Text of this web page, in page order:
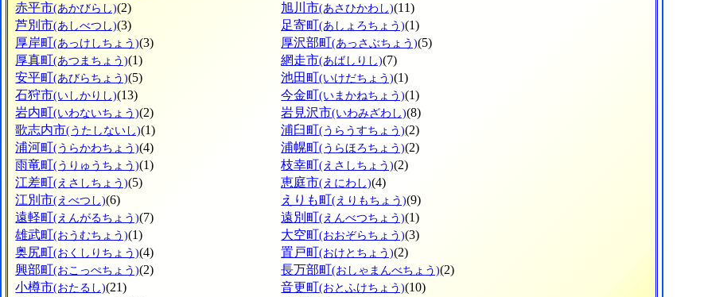
赤平市(あかびらし)(2) 旭川市(あさひかわし)(11)
芦別市(あしべつし)(3) 足寄町(あしょろちょう)(1)
厚岸町(あっけしちょう)(3) 厚沢部町(あっさぶちょう)(5)
厚真町(あつまちょう)(1) 網走市(あばしりし)(7)
安平町(あびらちょう)(5) 池田町(いけだちょう)(1)
石狩市(いしかりし)(13) 今金町(いまかねちょう)(1)
岩内町(いわないちょう)(2) 岩見沢市(いわみざわし)(8)
歌志内市(うたしないし)(1) 浦臼町(うらうすちょう)(2)
浦河町(うらかわちょう)(4) 浦幌町(うらほろちょう)(2)
雨竜町(うりゅうちょう)(1) 枝幸町(えさしちょう)(2)
江差町(えさしちょう)(5) 恵庭市(えにわし)(4)
江別市(えべつし)(6) えりも町(えりもちょう)(9)
遠軽町(えんがるちょう)(7) 遠別町(えんべつちょう)(1)
雄武町(おうむちょう)(1) 大空町(おおぞらちょう)(3)
奥尻町(おくしりちょう)(4) 置戸町(おけとちょう)(2)
興部町(おこっぺちょう)(2) 長万部町(おしゃまんべちょう)(2)
小樽市(おたるし)(21) 音更町(おとふけちょう)(10)